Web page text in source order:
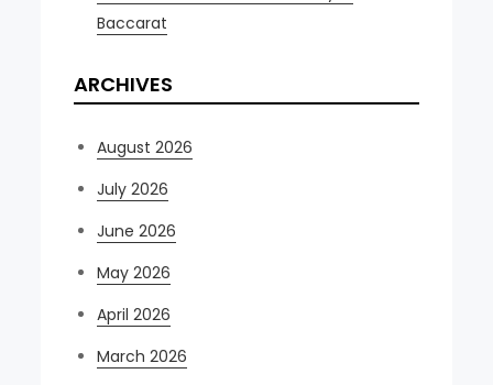
Baccarat
ARCHIVES
August 2026
July 2026
June 2026
May 2026
April 2026
March 2026